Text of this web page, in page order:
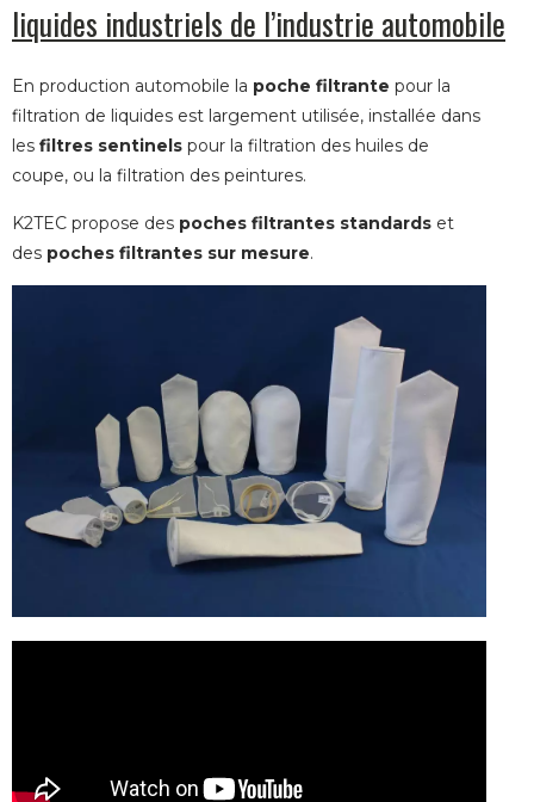
liquides industriels de l’industrie automobile
En production automobile la poche filtrante pour la
filtration de liquides est largement utilisée, installée dans
les filtres sentinels pour la filtration des huiles de
coupe, ou la filtration des peintures.
K2TEC propose des poches filtrantes standards et
des poches filtrantes sur mesure.